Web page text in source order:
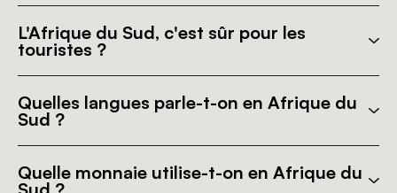
L'Afrique du Sud, c'est sûr pour les
touristes ?
Quelles langues parle-t-on en Afrique du
Sud ?
Quelle monnaie utilise-t-on en Afrique du